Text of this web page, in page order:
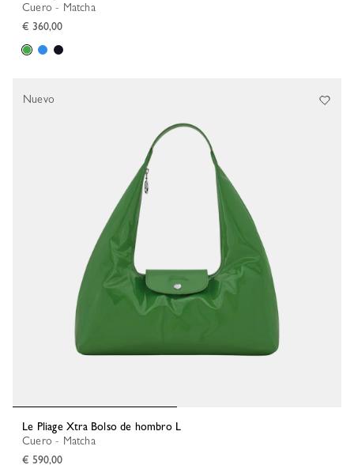
Cuero - Matcha
€ 360,00
Le Pliage Xtra Bolso de hombro L
Cuero - Matcha
€ 590,00
Nuevo